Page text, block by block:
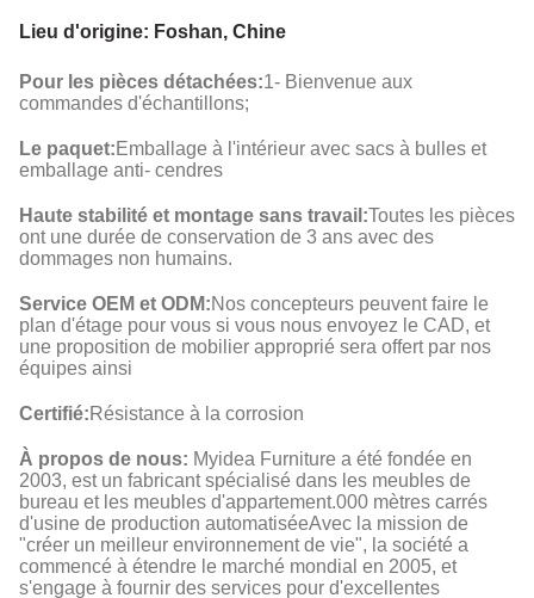
Lieu d'origine: Foshan, Chine
Pour les pièces détachées:1- Bienvenue aux
commandes d'échantillons;
Le paquet:Emballage à l'intérieur avec sacs à bulles et
emballage anti- cendres
Haute stabilité et montage sans travail:Toutes les pièces
ont une durée de conservation de 3 ans avec des
dommages non humains.
Service OEM et ODM:Nos concepteurs peuvent faire le
plan d'étage pour vous si vous nous envoyez le CAD, et
une proposition de mobilier approprié sera offert par nos
équipes ainsi
Certifié:Résistance à la corrosion
À propos de nous: Myidea Furniture a été fondée en
2003, est un fabricant spécialisé dans les meubles de
bureau et les meubles d'appartement.000 mètres carrés
d'usine de production automatiséeAvec la mission de
"créer un meilleur environnement de vie", la société a
commencé à étendre le marché mondial en 2005, et
s'engage à fournir des services pour d'excellentes